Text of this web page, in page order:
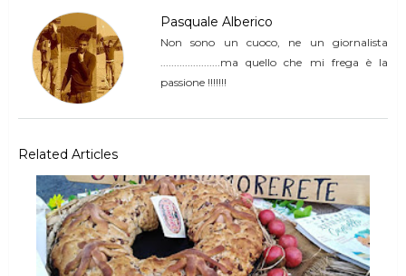
Pasquale Alberico
Non sono un cuoco, ne un giornalista
......................ma quello che mi frega è la
passione !!!!!!!
Related Articles